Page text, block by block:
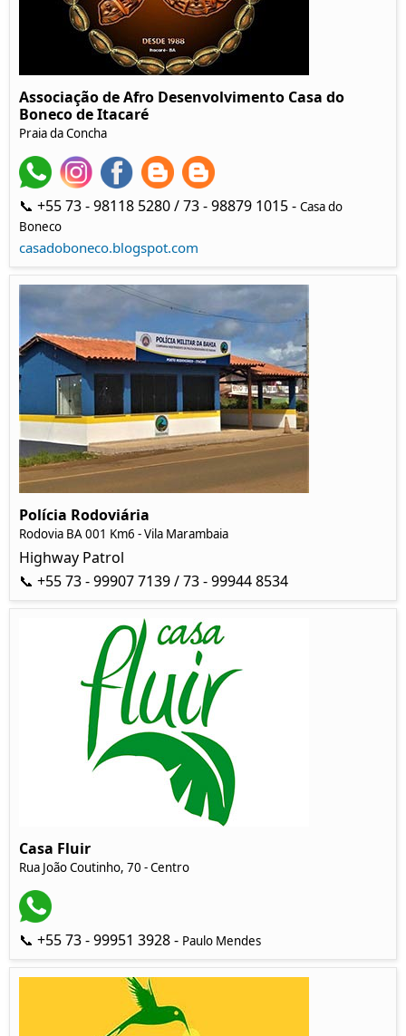
Associação de Afro Desenvolvimento Casa do
Boneco de Itacaré
Praia da Concha
📞 +55 73 - 98118 5280 / 73 - 98879 1015 - Casa do
Boneco
casadoboneco.blogspot.com
Polícia Rodoviária
Rodovia BA 001 Km6 - Vila Marambaia
Highway Patrol
📞 +55 73 - 99907 7139 / 73 - 99944 8534
Casa Fluir
Rua João Coutinho, 70 - Centro
📞 +55 73 - 99951 3928 - Paulo Mendes